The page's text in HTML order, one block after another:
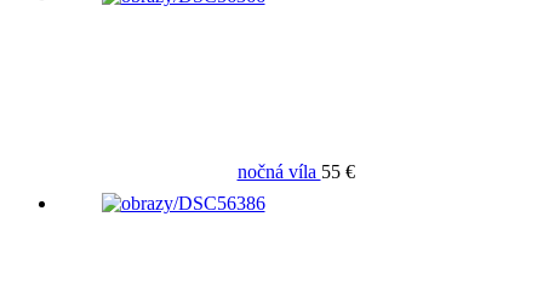
nočná víla 55 €